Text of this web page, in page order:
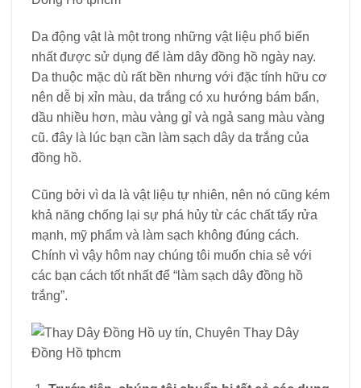
Da động vật là một trong những vật liệu phổ biến
nhất được sử dụng để làm dây đồng hồ ngày nay.
Da thuộc mặc dù rất bền nhưng với đặc tính hữu cơ
nên dễ bị xỉn màu, da trắng có xu hướng bám bẩn,
dầu nhiều hơn, màu vàng gỉ và ngả sang màu vàng
cũ. đây là lúc bạn cần làm sạch dây da trắng của
đồng hồ.
Cũng bởi vì da là vật liệu tự nhiên, nên nó cũng kém
khả năng chống lại sự phá hủy từ các chất tẩy rửa
mạnh, mỹ phẩm và làm sạch không đúng cách.
Chính vì vậy hôm nay chúng tôi muốn chia sẻ với
các bạn cách tốt nhất để “làm sạch dây đồng hồ
trắng”.